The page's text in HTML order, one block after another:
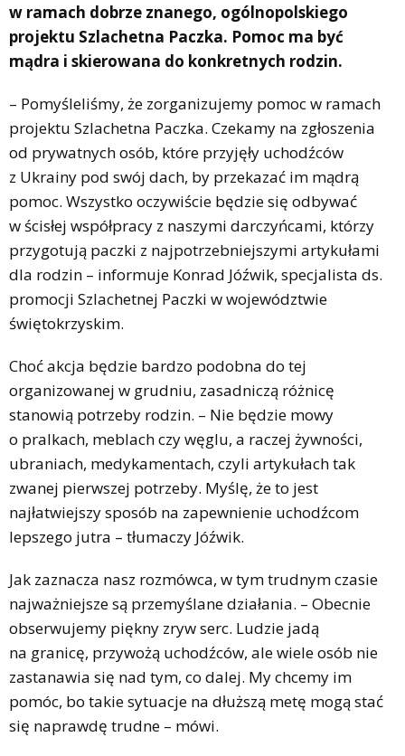
w ramach dobrze znanego, ogólnopolskiego
projektu Szlachetna Paczka. Pomoc ma być
mądra i skierowana do konkretnych rodzin.
– Pomyśleliśmy, że zorganizujemy pomoc w ramach
projektu Szlachetna Paczka. Czekamy na zgłoszenia
od prywatnych osób, które przyjęły uchodźców
z Ukrainy pod swój dach, by przekazać im mądrą
pomoc. Wszystko oczywiście będzie się odbywać
w ścisłej współpracy z naszymi darczyńcami, którzy
przygotują paczki z najpotrzebniejszymi artykułami
dla rodzin – informuje Konrad Jóźwik, specjalista ds.
promocji Szlachetnej Paczki w województwie
świętokrzyskim.
Choć akcja będzie bardzo podobna do tej
organizowanej w grudniu, zasadniczą różnicę
stanowią potrzeby rodzin. – Nie będzie mowy
o pralkach, meblach czy węglu, a raczej żywności,
ubraniach, medykamentach, czyli artykułach tak
zwanej pierwszej potrzeby. Myślę, że to jest
najłatwiejszy sposób na zapewnienie uchodźcom
lepszego jutra – tłumaczy Jóźwik.
Jak zaznacza nasz rozmówca, w tym trudnym czasie
najważniejsze są przemyślane działania. – Obecnie
obserwujemy piękny zryw serc. Ludzie jadą
na granicę, przywożą uchodźców, ale wiele osób nie
zastanawia się nad tym, co dalej. My chcemy im
pomóc, bo takie sytuacje na dłuższą metę mogą stać
się naprawdę trudne – mówi.